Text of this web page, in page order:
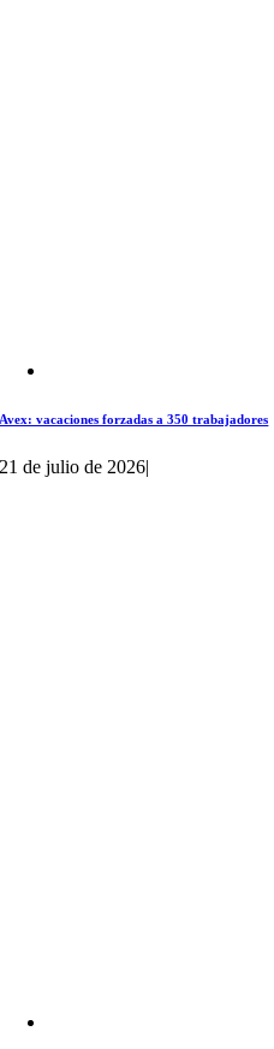
Avex: vacaciones forzadas a 350 trabajadores
21 de julio de 2026|